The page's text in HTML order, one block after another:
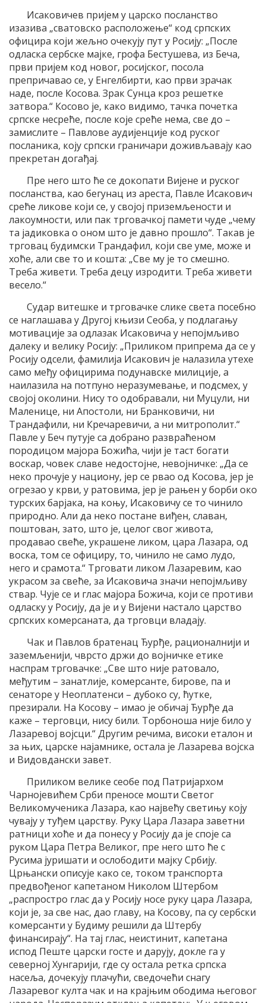
Исаковичев пријем у царско посланство
изазива „сватовско расположење“ код српских
официра који жељно очекују пут у Росију: „После
одласка сербске мајке, грофа Бестушева, из Беча,
први пријем код новог, росијског, посола
препричавао се, у Енгелбирти, као први зрачак
наде, после Косова. Зрак Сунца кроз решетке
затвора.“ Косово је, како видимо, тачка почетка
српске несреће, после које среће нема, све до –
замислите – Павлове аудијенције код руског
посланика, коју српски граничари доживљавају као
прекретан догађај.
Пре него што ће се докопати Вијене и руског
посланства, као бегунац из ареста, Павле Исакович
среће ликове који се, у својој приземљености и
лакоумности, или пак трговачкој памети чуде „чему
та јадиковка о оном што је давно прошло“. Такав је
трговац будимски Трандафил, који све уме, може и
хоће, али све то и кошта: „Све му је то смешно.
Треба живети. Треба децу изродити. Треба живети
весело.“
Судар витешке и трговачке слике света посебно
се наглашава у Другој књизи Сеоба, у подлагању
мотивације за одлазак Исаковича у непојмљиво
далеку и велику Росију: „Приликом припрема да се у
Росију одсели, фамилија Исакович је налазила утехе
само међу официрима подунавске милиције, а
наилазила на потпуно неразумевање, и подсмех, у
својој околини. Нису то одобравали, ни Муцули, ни
Маленице, ни Апостоли, ни Бранковичи, ни
Трандафили, ни Кречаревичи, а ни митрополит.“
Павле у Беч путује са добрано развраћеном
породицом мајора Божића, чији је таст богати
воскар, човек славе недостојне, невојничке: „Да се
неко прочује у национу, јер се рвао од Косова, јер је
огрезао у крви, у ратовима, јер је рањен у борби око
турских барјака, на коњу, Исаковичу се то чинило
природно. Али да неко постане виђен, славан,
поштован, зато, што је, целог свог живота,
продавао свеће, украшене ликом, цара Лазара, од
воска, том се официру, то, чинило не само лудо,
него и срамота.“ Трговати ликом Лазаревим, као
украсом за свеће, за Исаковича значи непојмљиву
ствар. Чује се и глас мајора Божича, који се противи
одласку у Росију, да је и у Вијени настало царство
српских комерсаната, да трговци владају.
Чак и Павлов братенац Ђурђе, рационалнији и
заземљенији, чврсто држи до војничке етике
наспрам трговачке: „Све што није ратовало,
међутим – занатлије, комерсанте, бирове, па и
сенаторе у Неоплатенси – дубоко су, ћутке,
презирали. На Косову – имао је обичај Ђурђе да
каже – терговци, нису били. Торбоноша није било у
Лазаревој војсци.“ Другим речима, високи еталон и
за њих, царске најамнике, остала је Лазарева војска
и Видовдански завет.
Приликом велике сеобе под Патријархом
Чарнојевићем Срби преносе мошти Светог
Великомученика Лазара, као највећу светињу коју
чувају у туђем царству. Руку Цара Лазара заветни
ратници хоће и да понесу у Росију да је споје са
руком Цара Петра Великог, пре него што ће с
Русима јуришати и ослободити мајку Србију.
Црњански описује како се, током транспорта
предвођеног капетаном Николом Штербом
„распростро глас да у Росију носе руку цара Лазара,
који је, за све нас, дао главу, на Косову, па су сербски
комерсанти у Будиму решили да Штербу
финансирају“. На тај глас, неистинит, капетана
испод Пеште царски госте и дарују, докле га у
северној Хунгарији, где су остала ретка српска
насеља, дочекују плачући, сведочећи снагу
Лазаревог култа чак и на крајњим ободима његовог